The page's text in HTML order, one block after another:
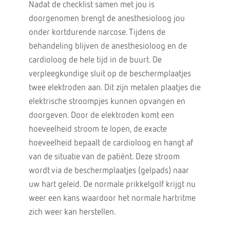
Nadat de checklist samen met jou is
doorgenomen brengt de anesthesioloog jou
onder kortdurende narcose. Tijdens de
behandeling blijven de anesthesioloog en de
cardioloog de hele tijd in de buurt. De
verpleegkundige sluit op de beschermplaatjes
twee elektroden aan. Dit zijn metalen plaatjes die
elektrische stroompjes kunnen opvangen en
doorgeven. Door de elektroden komt een
hoeveelheid stroom te lopen, de exacte
hoeveelheid bepaalt de cardioloog en hangt af
van de situatie van de patiënt. Deze stroom
wordt via de beschermplaatjes (gelpads) naar
uw hart geleid. De normale prikkelgolf krijgt nu
weer een kans waardoor het normale hartritme
zich weer kan herstellen.